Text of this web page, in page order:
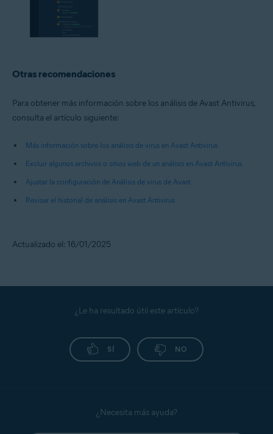
Otras recomendaciones
Para obtener más información sobre los análisis de Avast Antivirus,
consulta el artículo siguiente:
Más información sobre los análisis de virus en Avast Antivirus
Excluir algunos archivos o sitios web de un análisis en Avast Antivirus
Ajustar la configuración de Análisis de virus de Avast
Revisar el historial de análisis en Avast Antivirus
Actualizado el: 16/01/2025
¿Le ha resultado útil este artículo?
SÍ NO
¿Necesita más ayuda?